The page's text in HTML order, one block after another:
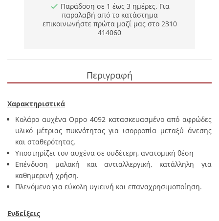
Παράδοση σε 1 έως 3 ημέρες. Για
παραλαβή από το κατάστημα
επικοινωνήστε πρώτα μαζί μας στο 2310
414060
Περιγραφή
Χαρακτηριστικά
Κολάρο αυχένα Oppo 4092 κατασκευασμένο από αφρώδες
υλικό μέτριας πυκνότητας για ισορροπία μεταξύ άνεσης
και σταθερότητας.
Υποστηρίζει τον αυχένα σε ουδέτερη, ανατομική θέση
Επένδυση μαλακή και αντιαλλεργική, κατάλληλη για
καθημερινή χρήση.
Πλενόμενο για εύκολη υγιεινή και επαναχρησιμοποίηση.
Ενδείξεις